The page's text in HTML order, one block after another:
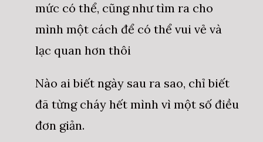
mức có thể, cũng như tìm ra cho
mình một cách để có thể vui vẻ và
lạc quan hơn thôi
Nào ai biết ngày sau ra sao, chỉ biết
đã từng cháy hết mình vì một số điều
đơn giản.